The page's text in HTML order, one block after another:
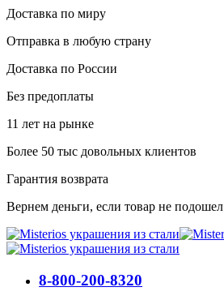
Доставка по миру
Отправка в любую страну
Доставка по России
Без предоплаты
11 лет на рынке
Более 50 тыс довольных клиентов
Гарантия возврата
Вернем деньги, если товар не подошел
8-800-200-8320